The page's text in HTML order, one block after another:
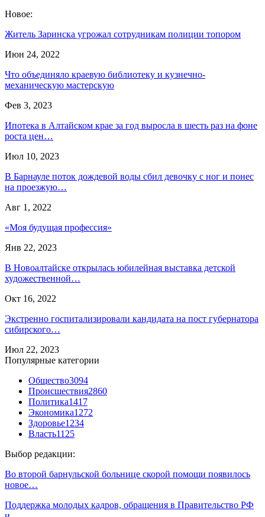
Новое:
Житель Заринска угрожал сотрудникам полиции топором
Июн 24, 2022
Что объединяло краевую библиотеку и кузнечно-
механическую мастерскую
Фев 3, 2023
Ипотека в Алтайском крае за год выросла в шесть раз на фоне
роста цен…
Июл 10, 2023
В Барнауле поток дождевой воды сбил девочку с ног и понес
на проезжую…
Авг 1, 2022
«Моя будущая профессия»
Янв 22, 2023
В Новоалтайске открылась юбилейная выставка детской
художественной…
Окт 16, 2022
Экстренно госпитализировали кандидата на пост губернатора
сибирского…
Июл 22, 2023
Популярные категории
Общество3094
Происшествия2860
Политика1417
Экономика1272
Здоровье1234
Власть1125
Выбор редакции:
Во второй барнульской больнице скорой помощи появилось
новое…
Поддержка молодых кадров, обращения в Правительство РФ